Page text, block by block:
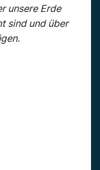
unsere Erde
sind und über